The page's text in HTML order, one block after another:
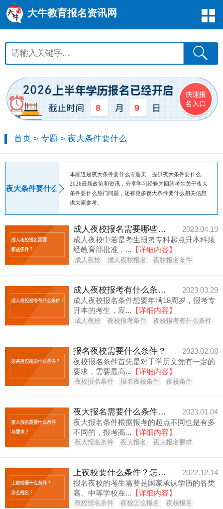
大牛教育报名资讯网
8 9
首页 >专题 >夜大条件要什么
夜大条件要什么
本频道是夜大条件要什么专题页，提供夜大条件要什么
2026最新政策和资讯，分享学习经验并回答考生关于夜大
条件要什么热门问题，还有更多夜大条件要什么相关信息
供大家参考。
成人夜校报名需要哪些条件？
2023.04.19
成人夜校中若是考生报考专科起点升本科须
经教育部批准，... 【详细内容】
成人夜校 成人夜校报名 夜校报名条件
成人夜校报考有什么条件？
2023.03.29
成人夜校报名条件想要年满18周岁，报考专
升本的考生，应... 【详细内容】
成人夜校 夜校报考条件 夜校报考有什么条件
报名夜校需要什么条件？
2023.02.08
夜校报名条件首先是对于学历文凭有一定的
要求，需要最高... 【详细内容】
夜校报名条件 报名夜校条件 夜校条件
夜大报名需要什么条件与要求？
2023.01.04
夜大报名条件根据报考的起点不同也是有多
不同的，报考高... 【详细内容】
夜大报名条件 夜大报名 夜大报名要求
上夜校要什么条件？怎么报名？
2022.12.14
报名夜校的考生需要是国家承认学历的各类
高、中等学校在... 【详细内容】
夜校报名条件 夜校怎么报名 夜校报名